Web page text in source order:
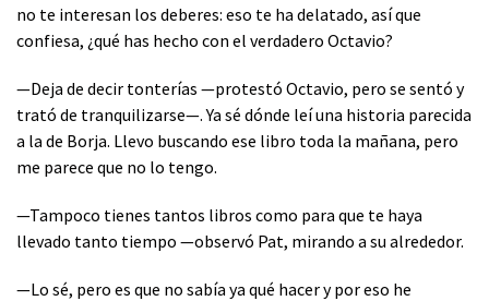
no te interesan los deberes: eso te ha delatado, así que
confiesa, ¿qué has hecho con el verdadero Octavio?
—Deja de decir tonterías —protestó Octavio, pero se sentó y
trató de tranquilizarse—. Ya sé dónde leí una historia parecida
a la de Borja. Llevo buscando ese libro toda la mañana, pero
me parece que no lo tengo.
—Tampoco tienes tantos libros como para que te haya
llevado tanto tiempo —observó Pat, mirando a su alrededor.
—Lo sé, pero es que no sabía ya qué hacer y por eso he